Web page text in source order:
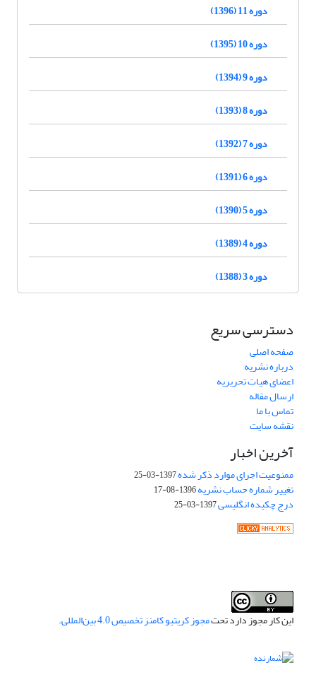
دوره 11 (1396)
دوره 10 (1395)
دوره 9 (1394)
دوره 8 (1393)
دوره 7 (1392)
دوره 6 (1391)
دوره 5 (1390)
دوره 4 (1389)
دوره 3 (1388)
دسترسی سریع
صفحه اصلی
درباره نشریه
اعضای هیات تحریریه
ارسال مقاله
تماس با ما
نقشه سایت
آخرین اخبار
ممنوعیت اجرای موارد ذکر شده1397-03-25
تغییر شماره حساب نشریه1396-08-17
درج چکیده انگلیسی1397-03-25
این کار مجوز دارد تحتمجوز کریتیو کامنز تخصیص 4.0 بین‌المللی .